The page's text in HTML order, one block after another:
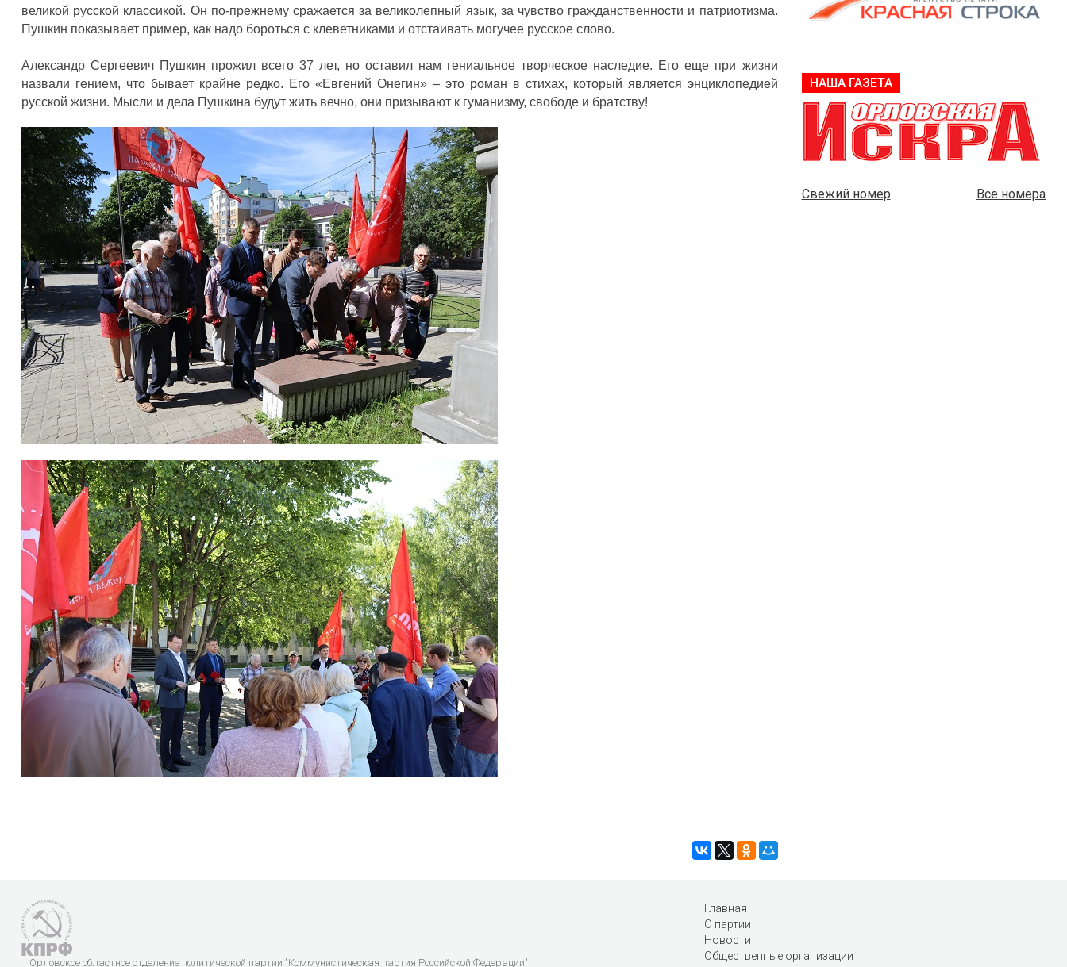
великой русской классикой. Он по-прежнему сражается за великолепный язык, за чувство гражданственности и патриотизма.
Пушкин показывает пример, как надо бороться с клеветниками и отстаивать могучее русское слово.
Александр Сергеевич Пушкин прожил всего 37 лет, но оставил нам гениальное творческое наследие. Его еще при жизни
назвали гением, что бывает крайне редко. Его «Евгений Онегин» – это роман в стихах, который является энциклопедией
русской жизни. Мысли и дела Пушкина будут жить вечно, они призывают к гуманизму, свободе и братству!
НАША ГАЗЕТА
Свежий номер Все номера
Орловское областное отделение политической партии "Коммунистическая партия Российской Федерации"
Главная
О партии
Новости
Общественные организации